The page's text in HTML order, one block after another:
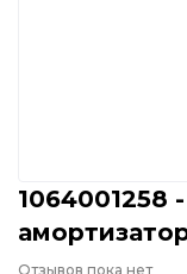
1064001258
Отзывов пока нет